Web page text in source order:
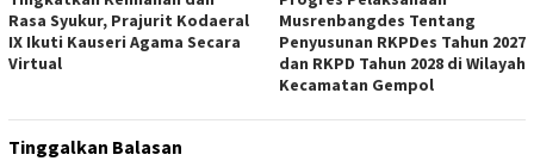
Rasa Syukur, Prajurit Kodaeral
IX Ikuti Kauseri Agama Secara
Virtual
Musrenbangdes Tentang
Penyusunan RKPDes Tahun 2027
dan RKPD Tahun 2028 di Wilayah
Kecamatan Gempol
Tinggalkan Balasan